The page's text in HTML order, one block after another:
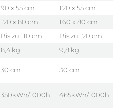
90 x 55 cm 120 x 55 cm
120 x 80 cm 160 x 80 cm
Bis zu 110 cm Bis zu 120 cm
8,4 kg 9,8 kg
30 cm 30 cm
350kWh/1000h 465kWh/1000h